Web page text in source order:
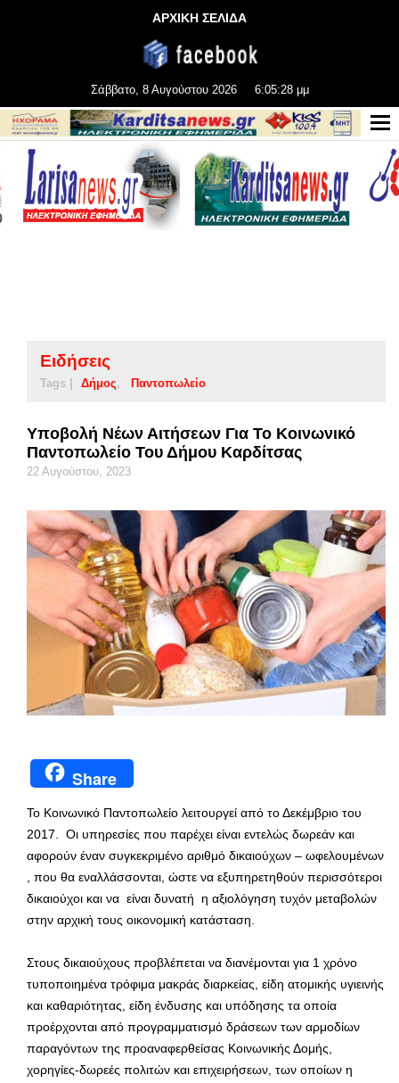
ΑΡΧΙΚΗ ΣΕΛΙΔΑ
Σάββατο, 8 Αυγούστου 2026 6:05:29 μμ
Ειδήσεις
Tags | Δήμος Παντοπωλείο
Υποβολή Νέων Αιτήσεων Για Το Κοινωνικό
Παντοπωλείο Του Δήμου Καρδίτσας
22 Αυγούστου, 2023
Share
Το Κοινωνικό Παντοπωλείο λειτουργεί από το Δεκέμβριο του
2017. Οι υπηρεσίες που παρέχει είναι εντελώς δωρεάν και
αφορούν έναν συγκεκριμένο αριθμό δικαιούχων – ωφελουμένων
, που θα εναλλάσσονται, ώστε να εξυπηρετηθούν περισσότεροι
δικαιούχοι και να είναι δυνατή η αξιολόγηση τυχόν μεταβολών
στην αρχική τους οικονομική κατάσταση.
Στους δικαιούχους προβλέπεται να διανέμονται για 1 χρόνο
τυποποιημένα τρόφιμα μακράς διαρκείας, είδη ατομικής υγιεινής
και καθαριότητας, είδη ένδυσης και υπόδησης τα οποία
προέρχονται από προγραμματισμό δράσεων των αρμοδίων
παραγόντων της προαναφερθείσας Κοινωνικής Δομής,
χορηγίες-δωρεές πολιτών και επιχειρήσεων, των οποίων η